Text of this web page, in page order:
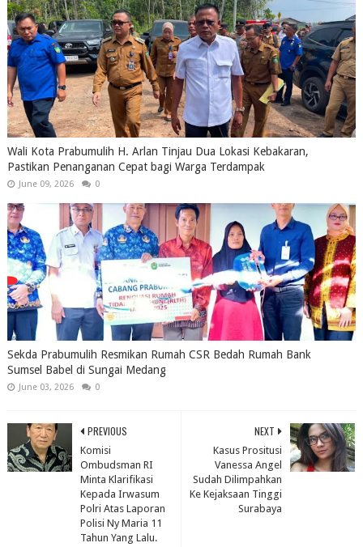
Wali Kota Prabumulih H. Arlan Tinjau Dua Lokasi Kebakaran,
Pastikan Penanganan Cepat bagi Warga Terdampak
June 09, 2026 0
Sekda Prabumulih Resmikan Rumah CSR Bedah Rumah Bank
Sumsel Babel di Sungai Medang
June 03, 2026 0
NEXT
Kasus Prositusi
Vanessa Angel
Sudah Dilimpahkan
Ke Kejaksaan Tinggi
Surabaya
PREVIOUS
Komisi
Ombudsman RI
Minta Klarifikasi
Kepada Irwasum
Polri Atas Laporan
Polisi Ny Maria 11
Tahun Yang Lalu.